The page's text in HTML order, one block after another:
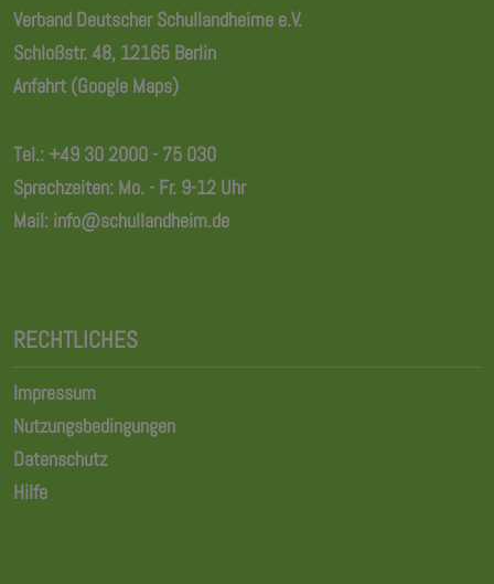
Verband Deutscher Schullandheime e.V.
Schloßstr. 48, 12165 Berlin
Anfahrt (Google Maps)
Tel.:+49 30 2000 - 75 030
Sprechzeiten: Mo. - Fr. 9-12 Uhr
Mail: info@schullandheim.de
RECHTLICHES
Impressum
Nutzungsbedingungen
Datenschutz
Hilfe